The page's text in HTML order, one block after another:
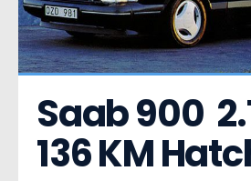
Saab 900
136 KM